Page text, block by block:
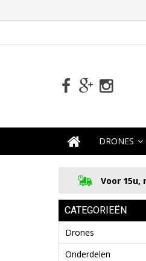
DRONES
Voor 15u,
CATEGORIEËN
Drones
Onderdelen